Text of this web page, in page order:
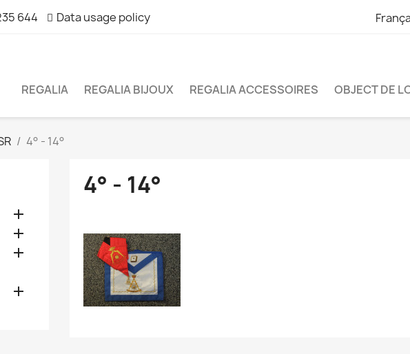
644 Data usage policy
REGALIA REGALIA BIJOUX REGALIA ACCESSOIRES OBJECT DE
4° - 14°




4° - 14°